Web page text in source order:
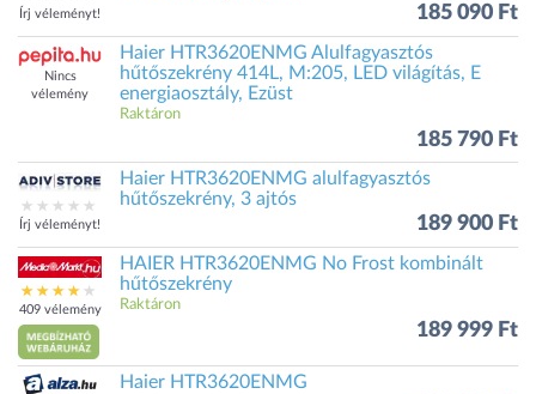
Írj véleményt! 185 090 Ft
Nincs
vélemény
Haier HTR3620ENMG Alulfagyasztós
hűtőszekrény 414L, M:205, LED világítás, E
energiaosztály, Ezüst
Raktáron
185 790 Ft
Írj véleményt!
Haier HTR3620ENMG alulfagyasztós
hűtőszekrény, 3 ajtós
189 900 Ft
409 vélemény
HAIER HTR3620ENMG No Frost kombinált
hűtőszekrény
Raktáron
189 999 Ft
Haier HTR3620ENMG